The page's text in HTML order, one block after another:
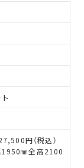
円（税込）
㎜全高2100